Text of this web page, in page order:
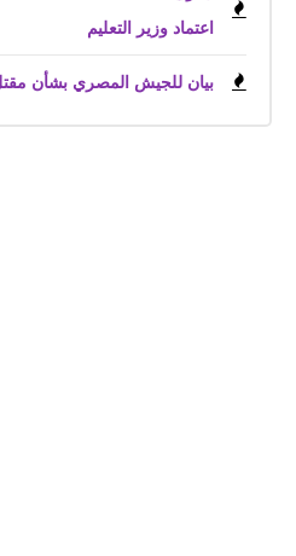
اعتماد وزير التعليم
بيان للجيش المصري بشأن